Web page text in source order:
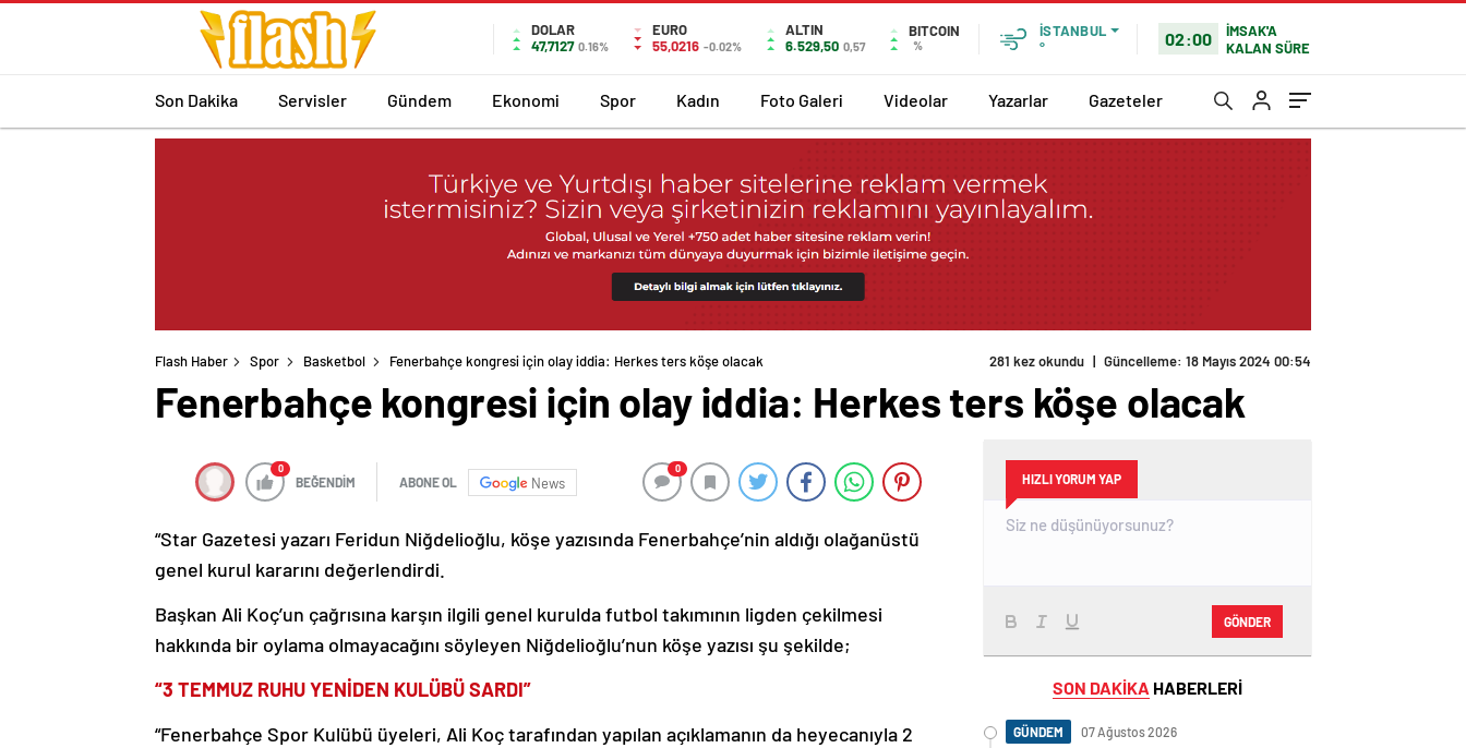
DOLAR
47,7127 0.16%
EURO
55,0216 -0.02%
ALTIN
6.529,50 0,57
BITCOIN
%
İSTANBUL
°
02:00
İMSAK'A
KALAN SÜRE
Son Dakika Servisler Gündem Ekonomi Spor Kadın Foto Galeri Videolar Yazarlar Gazeteler
Flash Haber Spor Basketbol Fenerbahçe kongresi için olay iddia: Herkes ters köşe olacak
Fenerbahçe kongresi için olay iddia: Herkes ters köşe olacak
0
BEĞENDİM ABONE OL News
0
“Star Gazetesi yazarı Feridun Niğdelioğlu, köşe yazısında Fenerbahçe’nin aldığı olağanüstü
genel kurul kararını değerlendirdi.
Başkan Ali Koç’un çağrısına karşın ilgili genel kurulda futbol takımının ligden çekilmesi
hakkında bir oylama olmayacağını söyleyen Niğdelioğlu’nun köşe yazısı şu şekilde;
“3 TEMMUZ RUHU YENİDEN KULÜBÜ SARDI”
“Fenerbahçe Spor Kulübü üyeleri, Ali Koç tarafından yapılan açıklamanın da heyecanıyla 2
HIZLI YORUM YAP
GÖNDER
SON DAKİKA HABERLERİ
GÜNDEM 07 Ağustos 2026